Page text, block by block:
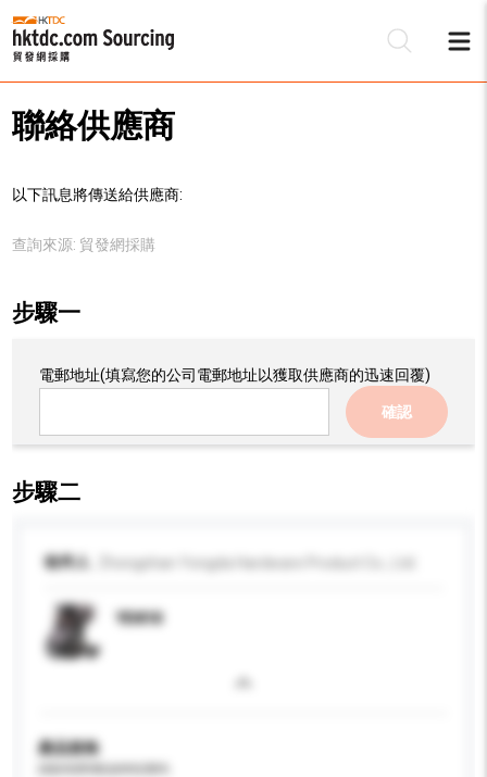
聯絡供應商
以下訊息將傳送給供應商:
查詢來源: 貿發網採購
步驟一
電郵地址(填寫您的公司電郵地址以獲取供應商的迅速回覆)
確認
步驟二
收件人
YD810
產品規格